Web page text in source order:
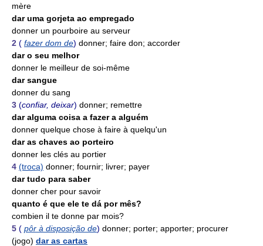
mère
dar uma gorjeta ao empregado
donner un pourboire au serveur
2 ( fazer dom de) donner; faire don; accorder
dar o seu melhor
donner le meilleur de soi-même
dar sangue
donner du sang
3 (confiar, deixar) donner; remettre
dar alguma coisa a fazer a alguém
donner quelque chose à faire à quelqu'un
dar as chaves ao porteiro
donner les clés au portier
4 (troca) donner; fournir; livrer; payer
dar tudo para saber
donner cher pour savoir
quanto é que ele te dá por mês?
combien il te donne par mois?
5 ( pôr à disposição de) donner; porter; apporter; procurer
(jogo) dar as cartas